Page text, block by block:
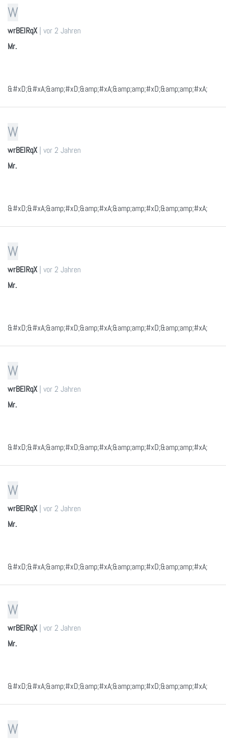
W
wrBEIRqX | vor 2 Jahren
Mr.
&#xD;&#xA;&amp;#xD;&amp;#xA;&amp;amp;#xD;&amp;amp;#xA;
W
wrBEIRqX | vor 2 Jahren
Mr.
&#xD;&#xA;&amp;#xD;&amp;#xA;&amp;amp;#xD;&amp;amp;#xA;
W
wrBEIRqX | vor 2 Jahren
Mr.
&#xD;&#xA;&amp;#xD;&amp;#xA;&amp;amp;#xD;&amp;amp;#xA;
W
wrBEIRqX | vor 2 Jahren
Mr.
&#xD;&#xA;&amp;#xD;&amp;#xA;&amp;amp;#xD;&amp;amp;#xA;
W
wrBEIRqX | vor 2 Jahren
Mr.
&#xD;&#xA;&amp;#xD;&amp;#xA;&amp;amp;#xD;&amp;amp;#xA;
W
wrBEIRqX | vor 2 Jahren
Mr.
&#xD;&#xA;&amp;#xD;&amp;#xA;&amp;amp;#xD;&amp;amp;#xA;
W